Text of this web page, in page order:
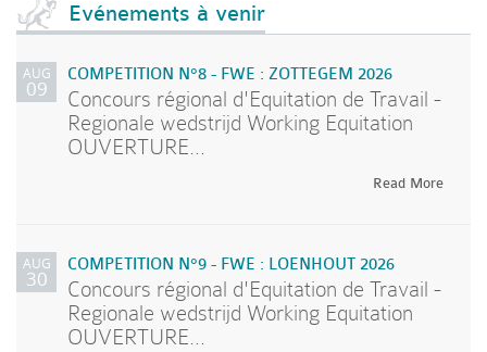
Evénements à venir
AUG
09
COMPETITION N°8 - FWE : ZOTTEGEM 2026
Concours régional d'Equitation de Travail -
Regionale wedstrijd Working Equitation
OUVERTURE...
Read More
AUG
30
COMPETITION N°9 - FWE : LOENHOUT 2026
Concours régional d'Equitation de Travail -
Regionale wedstrijd Working Equitation
OUVERTURE...